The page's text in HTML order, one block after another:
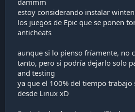
dammm
estoy considerando instalar
los juegos de Epic que se ponen
anticheats
aunque si lo pienso fríamente, no
tanto, pero si podría dejarlo solo
and testing
ya que el 100% del tiempo
desde Linux xD